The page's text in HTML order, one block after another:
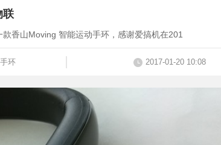
联
香山Moving 智能运动手环，感谢爱搞机在201
环 2017-01-20 10:08